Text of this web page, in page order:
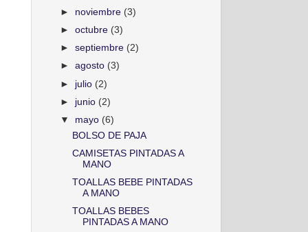
► noviembre (3)
►octubre (3)
►septiembre (2)
►agosto (3)
► julio (2)
► junio (2)
▼ mayo (6)
BOLSO DE PAJA
CAMISETAS PINTADAS A
MANO
TOALLAS BEBE PINTADAS
A MANO
TOALLAS BEBES
PINTADAS A MANO